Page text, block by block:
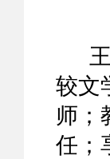
王
较文
师；
任；